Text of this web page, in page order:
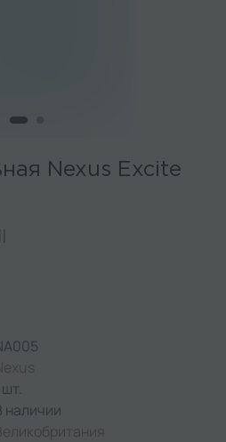
Nexus Excite
шт.
наличии